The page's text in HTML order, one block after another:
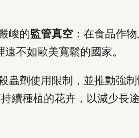
峻的監管真空 ：在食品作
不如歐美寬鬆的國家。
劑使用限制，並推動強
種植的花卉，以減少長